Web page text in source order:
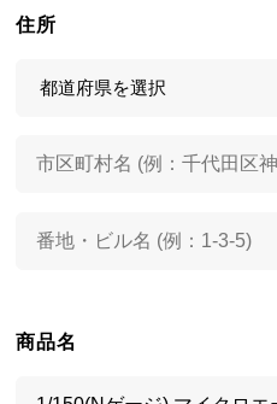
住所
商品名